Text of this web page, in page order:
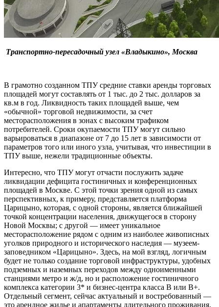
Транспортно-пересадочный узел «Владыкино», Москва
В грамотно созданном ТПУ средние ставки аренды торговых
площадей могут составлять от 1 тыс. до 2 тыс. долларов за
кв.м в год. Ликвидность таких площадей выше, чем
«обычной» торговой недвижимости, за счет
месторасположения в зонах с высоким трафиком
потребителей. Сроки окупаемости ТПУ могут сильно
варьироваться в диапазоне от 7 до 15 лет в зависимости от
параметров того или иного узла, учитывая, что инвестиции в
ТПУ выше, нежели традиционные объекты.
Интересно, что ТПУ могут отчасти послужить задаче
ликвидации дефицита гостиничных и конференционных
площадей в Москве. С этой точки зрения одной из самых
перспективных, к примеру, представляется платформа
Царицыно, которая, с одной стороны, является ближайшей
точкой концентрации населения, движущегося в сторону
Новой Москвы; с другой — имеет уникальное
месторасположение рядом с одним из наиболее живописных
уголков природного и исторического наследия — музеем-
заповедником «Царицыно». Здесь, на мой взгляд, логичным
будет не только создание торговой инфраструктуры, удобных
подземных и наземных переходов между одноименными
станциями метро и ж/д, но и расположение гостиничного
комплекса категории 3* и бизнес-центра класса В или В+.
Отдельный сегмент, сейчас актуальный и востребованный —
это арендное жилье и апартаменты длительного проживания,